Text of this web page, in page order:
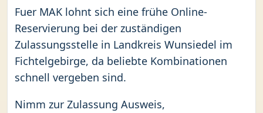
Fuer MAK lohnt sich eine frühe Online-
Reservierung bei der zuständigen
Zulassungsstelle in Landkreis Wunsiedel im
Fichtelgebirge, da beliebte Kombinationen
schnell vergeben sind.
Nimm zur Zulassung Ausweis,